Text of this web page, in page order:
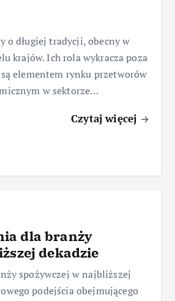
o długiej tradycji, obecny w
krajów. Ich rola wykracza poza
elementem rynku przetworów
w sektorze…
Czytaj więcej
dla branży
dekadzie
spożywczej w najbliższej
podejścia obejmującego